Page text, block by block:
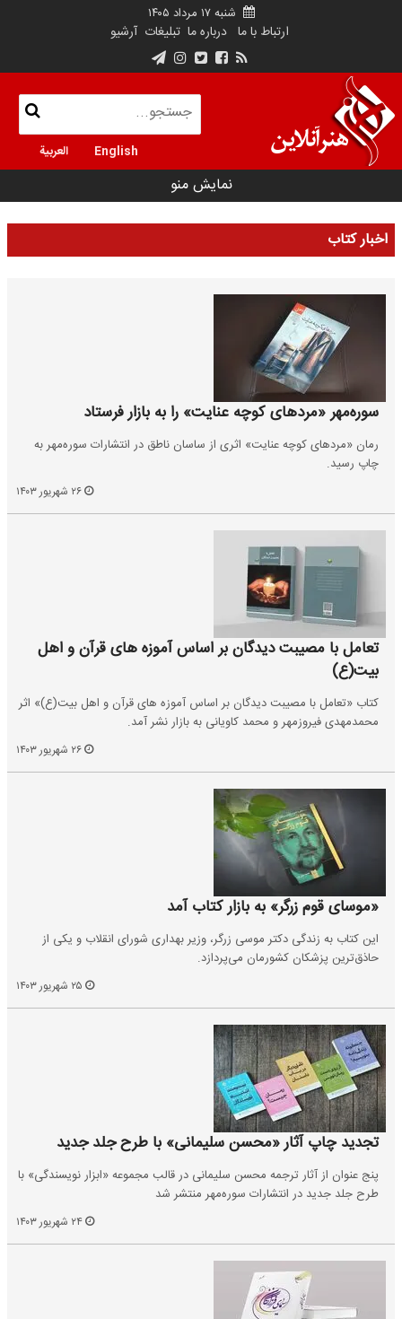
شنبه ۱۷ مرداد ۱۴۰۵
ارتباط با ما درباره ما تبلیغات آرشیو
English العربية
نمایش منو
اخبار کتاب
سوره‌مهر «مردهای کوچه عنایت» را به بازار فرستاد
رمان «مردهای کوچه عنایت» اثری از ساسان ناطق در انتشارات سوره‌مهر به
چاپ رسید.
تعامل با مصیبت دیدگان بر اساس آموزه های قرآن و اهل
بیت(ع)
کتاب «تعامل با مصیبت دیدگان بر اساس آموزه های قرآن و اهل بیت(ع)» اثر
محمدمهدی فیروزمهر و محمد کاویانی به بازار نشر آمد.
«موسای قوم زرگر» به بازار کتاب آمد
این کتاب به زندگی دکتر موسی زرگر، وزیر بهداری شورای انقلاب و یکی از
حاذق‌ترین پزشکان کشورمان می‌پردازد.
تجدید چاپ آثار «محسن سلیمانی» با طرح جلد جدید
پنج عنوان از آثار ترجمه محسن سلیمانی در قالب مجموعه «ابزار نویسندگی» با
طرح جلد جدید در انتشارات سوره‌مهر منتشر شد